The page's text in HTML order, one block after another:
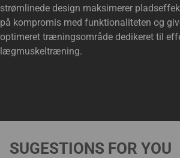
strømlinede design maksimerer
på kompromis med funktionaliteten og
optimeret træningsområde dedikeret til
lægmuskeltræning.
SUGESTIONS FOR YOU